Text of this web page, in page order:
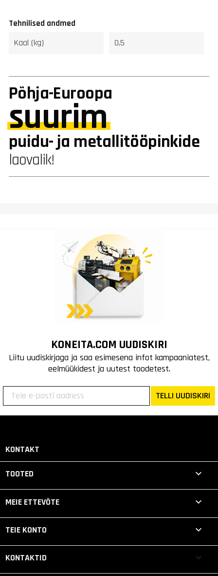
Tehnilised andmed
Kaal (kg) 0,5
Põhja-Euroopa
suurim
puidu- ja metallitööpinkide
laovalik!
KONEITA.COM UUDISKIRI
Liitu uudiskirjaga ja saa esimesena infot kampaaniatest,
eelmüükidest ja uutest toodetest.
TELLI UUDISKIRI
KONTAKT
TOOTED 
MEIE ETTEVÕTE 
TEIE KONTO 
KONTAKTID keyboard_arrow_down